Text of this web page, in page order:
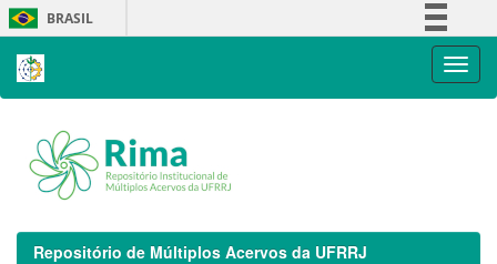
Skip
navigation
BRASIL
Repositório de Múltiplos Acervos da UFRRJ